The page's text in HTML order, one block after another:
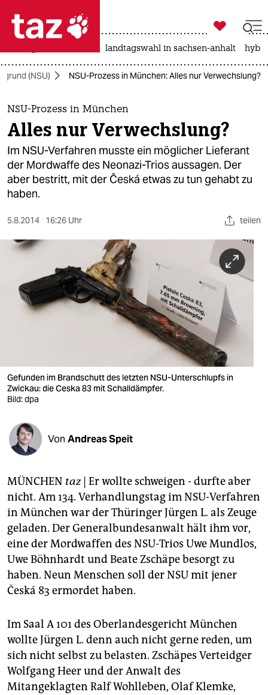
 taz zahl ich
taz zahl ich
themen
politik
öko
gesellschaft
kultur
sport
nord
verlag
veranstaltungen
shop
fragen & hilfe
abo
genossenschaft
epaper login

taz zahl ich
landtagswahl in sachsen-anhalt
(NSU) NSU-Prozess in München: Alles nur Verwechslung?
NSU-Prozess in München
Alles nur Verwechslung?
Im NSU-Verfahren musste ein möglicher Lieferant
der Mordwaffe des Neonazi-Trios aussagen. Der
aber bestritt, mit der Česká etwas zu tun gehabt zu
haben.
5.8.2014 16:26 Uhr teilen
Gefunden im Brandschutt des letzten NSU-Unterschlupfs in
Zwickau: die Ceska 83 mit Schalldämpfer.
Bild: dpa
Von Andreas Speit
MÜNCHEN taz| Er wollte schweigen - durfte aber
nicht. Am 134. Verhandlungstag im NSU-Verfahren
in München war der Thüringer Jürgen L. als Zeuge
geladen. Der Generalbundesanwalt hält ihm vor,
eine der Mordwaffen des NSU-Trios Uwe Mundlos,
Uwe Böhnhardt und Beate Zschäpe besorgt zu
haben. Neun Menschen soll der NSU mit jener
Česká 83 ermordet haben.
Im Saal A 101 des Oberlandesgericht München
wollte Jürgen L. denn auch nicht gerne reden, um
sich nicht selbst zu belasten. Zschäpes Verteidger
Wolfgang Heer und der Anwalt des
Mitangeklagten Ralf Wohlleben, Olaf Klemke,